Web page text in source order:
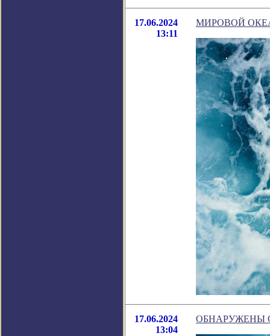
17.06.2024
13:11
МИРОВОЙ
17.06.2024
13:04
ОБНАРУЖЕНЫ